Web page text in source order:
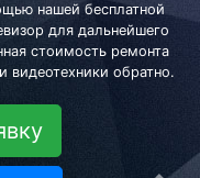
нашей бесплатной
для дальнейшего
стоимость ремонта
видеотехники обратно.